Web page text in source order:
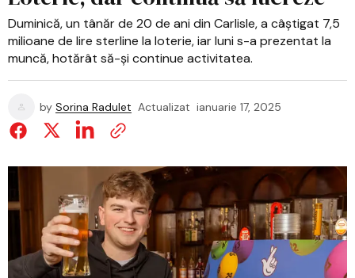
Duminică, un tânăr de 20 de ani din Carlisle, a câștigat 7,5
milioane de lire sterline la loterie, iar luni s-a prezentat la
muncă, hotărât să-și continue activitatea.
by Sorina Radulet Actualizat ianuarie 17, 2025